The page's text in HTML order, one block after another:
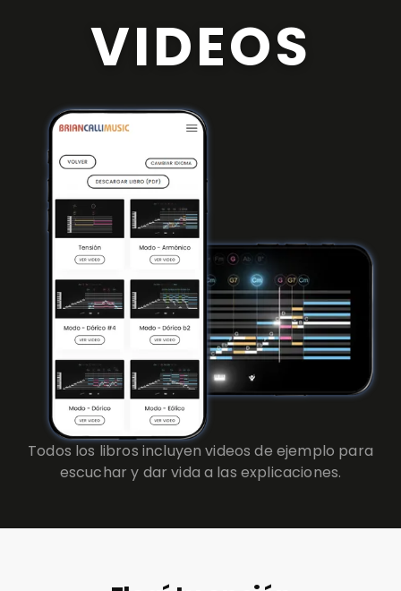
VIDEOS
Todos los libros incluyen videos de ejemplo para
escuchar y dar vida a las explicaciones.